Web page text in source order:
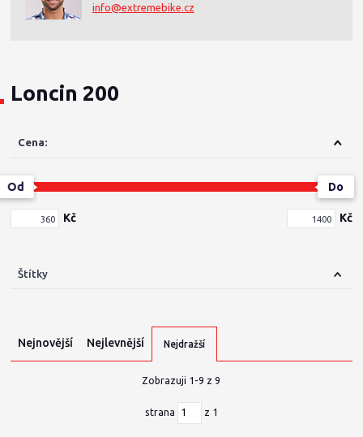
info@extremebike.cz
Loncin 200
Cena:
Kč
Od Do
Kč
Štítky
Nejnovější Nejlevnější Nejdražší
Zobrazuji 1-9 z 9
strana z 1